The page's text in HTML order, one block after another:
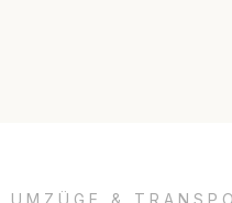
UMZÜGE &